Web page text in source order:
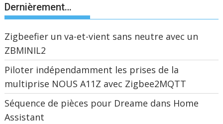
Dernièrement…
Zigbeefier un va-et-vient sans neutre avec un
ZBMINIL2
Piloter indépendamment les prises de la
multiprise NOUS A11Z avec Zigbee2MQTT
Séquence de pièces pour Dreame dans Home
Assistant